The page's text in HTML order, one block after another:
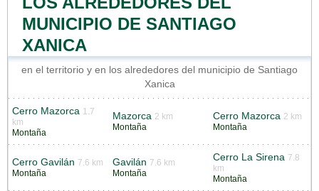
MUNICIPIO DE SANTIAGO
XANICA
en el territorio y en los alrededores del municipio de Santiago
Xanica
Cerro Mazorca 1.7
km
Montaña
Mazorca 2 km
Montaña
Cerro Mazorca 2 km
Montaña
Cerro Gavilán 7.6 km
Montaña
Gavilán 7.6 km
Montaña
Cerro La Sirena 7.8
km
Montaña